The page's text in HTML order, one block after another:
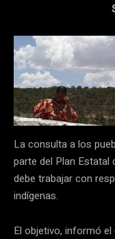
La consulta a los
parte del Plan Estatal
debe trabajar con
indígenas.
El objetivo, informó